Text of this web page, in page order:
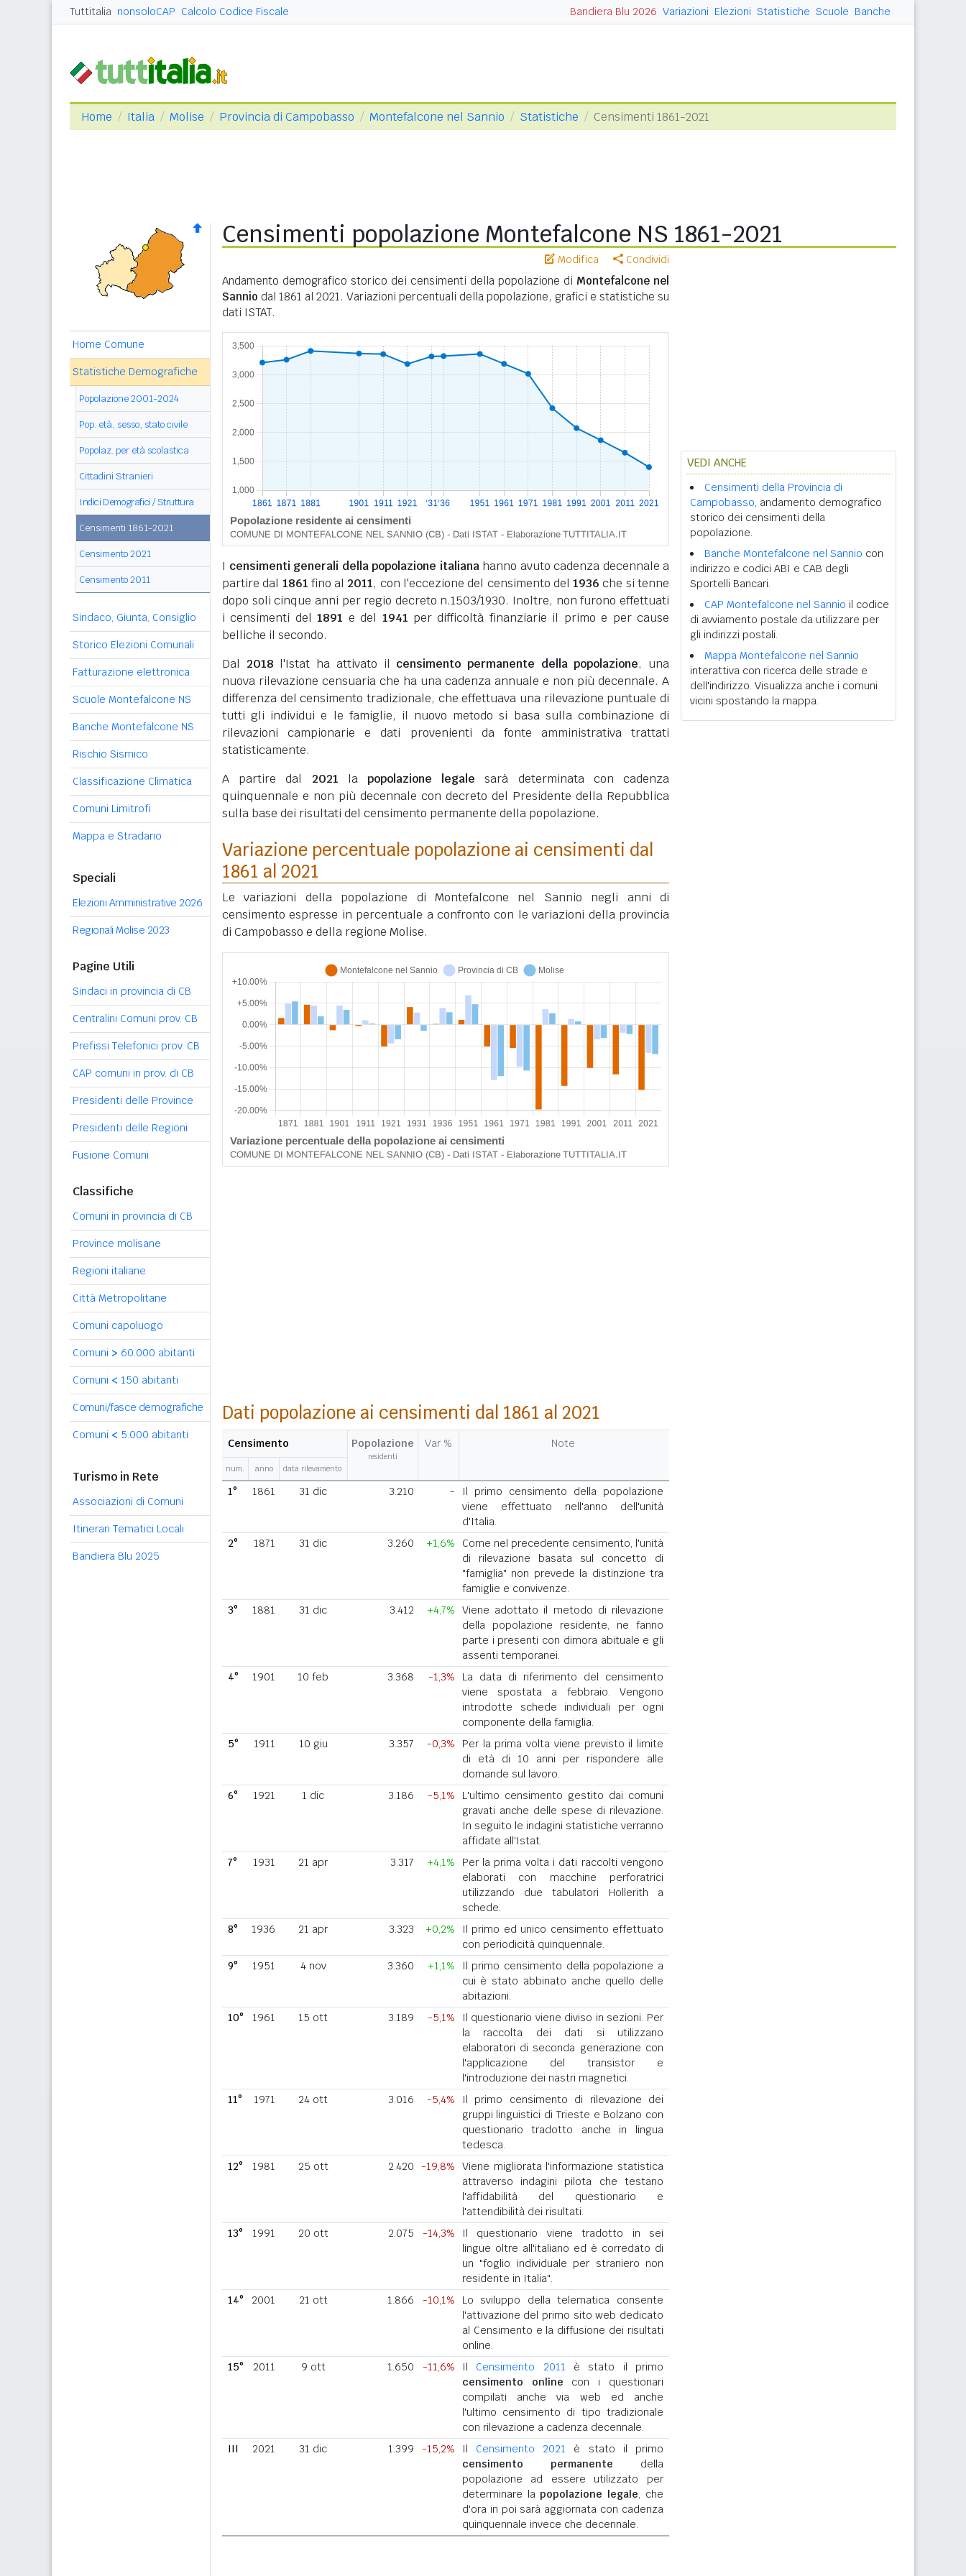
Tuttitalia nonsoloCAP Calcolo Codice Fiscale Bandiera Blu 2026 Variazioni Elezioni Statistiche Scuole Banche
Home Italia Molise Provincia di Campobasso Montefalcone nel Sannio Statistiche Censimenti 1861-2021
Home Comune
Statistiche Demografiche
Popolazione 2001-2024
Pop. età, sesso, stato civile
Popolaz. per età scolastica
Cittadini Stranieri
Indici Demografici / Struttura
Censimenti 1861-2021
Censimento 2021
Censimento 2011
Sindaco, Giunta, Consiglio
Storico Elezioni Comunali
Fatturazione elettronica
Scuole Montefalcone NS
Banche Montefalcone NS
Rischio Sismico
Classificazione Climatica
Comuni Limitrofi
Mappa e Stradario
Speciali
Elezioni Amministrative 2026
Regionali Molise 2023
Pagine Utili
Sindaci in provincia di CB
Centralini Comuni prov. CB
Prefissi Telefonici prov. CB
CAP comuni in prov. di CB
Presidenti delle Province
Presidenti delle Regioni
Fusione Comuni
Classifiche
Comuni in provincia di CB
Province molisane
Regioni italiane
Città Metropolitane
Comuni capoluogo
Comuni > 60.000 abitanti
Comuni < 150 abitanti
Comuni/fasce demografiche
Comuni < 5.000 abitanti
Turismo in Rete
Associazioni di Comuni
Itinerari Tematici Locali
Bandiera Blu 2025
Censimenti popolazione Montefalcone NS 1861-2021
Modifica Condividi
Andamento demografico storico dei censimenti della popolazione di Montefalcone nel
Sannio dal 1861 al 2021. Variazioni percentuali della popolazione, grafici e statistiche su
dati ISTAT.
I censimenti generali della popolazione italianahanno avuto cadenza decennale a
partire dal 1861 fino al 2011, con l'eccezione del censimento del1936 che si tenne
dopo soli cinque anni per regio decreto n.1503/1930. Inoltre, non furono effettuati
i censimenti del1891 e del 1941 per difficoltà finanziarie il primo e per cause
belliche il secondo.
Dal 2018 l'Istat ha attivato il censimento permanente della popolazione, una
nuova rilevazione censuaria che ha una cadenza annuale e non più decennale. A
differenza del censimento tradizionale, che effettuava una rilevazione puntuale di
tutti gli individui e le famiglie, il nuovo metodo si basa sulla combinazione di
rilevazioni campionarie e dati provenienti da fonte amministrativa trattati
statisticamente.
A partire dal 2021 lapopolazione legale sarà determinata con cadenza
quinquennale e non più decennale con decreto del Presidente della Repubblica
sulla base dei risultati del censimento permanente della popolazione.
Variazione percentuale popolazione ai censimenti dal
1861 al 2021
Le variazioni della popolazione di Montefalcone nel Sannio negli anni di
censimento espresse in percentuale a confronto con le variazioni della provincia
di Campobasso e della regione Molise.
Dati popolazione ai censimenti dal 1861 al 2021
Censimento Popolazione
residenti
Var % Note
num. anno data rilevamento
1° 1861 31 dic 3.210 -
Il primo censimento della popolazione
viene effettuato nell'anno dell'unità
d'Italia.
2°
1871 31 dic 3.260 +1,6%
Come nel precedente censimento, l'unità
di rilevazione basata sul concetto di
"famiglia" non prevede la distinzione tra
famiglie e convivenze.
3°
1881 31 dic 3.412 +4,7%
Viene adottato il metodo di rilevazione
della popolazione residente, ne fanno
parte i presenti con dimora abituale e gli
assenti temporanei.
4°
1901 10 feb 3.368 -1,3%
La data di riferimento del censimento
viene spostata a febbraio. Vengono
introdotte schede individuali per ogni
componente della famiglia.
5°
1911 10 giu 3.357 -0,3%
Per la prima volta viene previsto il limite
di età di 10 anni per rispondere alle
domande sul lavoro.
6°
1921 1 dic 3.186 -5,1%
L'ultimo censimento gestito dai comuni
gravati anche delle spese di rilevazione.
In seguito le indagini statistiche verranno
affidate all'Istat.
7°
1931 21 apr 3.317 +4,1%
Per la prima volta i dati raccolti vengono
elaborati con macchine perforatrici
utilizzando due tabulatori Hollerith a
schede.
8°
1936 21 apr 3.323 +0,2%
Il primo ed unico censimento effettuato
con periodicità quinquennale.
9°
1951 4 nov 3.360 +1,1%
Il primo censimento della popolazione a
cui è stato abbinato anche quello delle
abitazioni.
10°
1961 15 ott 3.189 -5,1%
Il questionario viene diviso in sezioni. Per
la raccolta dei dati si utilizzano
elaboratori di seconda generazione con
l'applicazione del transistor e
l'introduzione dei nastri magnetici.
11°
1971 24 ott 3.016 -5,4%
Il primo censimento di rilevazione dei
gruppi linguistici di Trieste e Bolzano con
questionario tradotto anche in lingua
tedesca.
12°
1981 25 ott 2.420 -19,8%
Viene migliorata l'informazione statistica
attraverso indagini pilota che testano
l'affidabilità del questionario e
l'attendibilità dei risultati.
13°
1991 20 ott 2.075 -14,3%
Il questionario viene tradotto in sei
lingue oltre all'italiano ed è corredato di
un "foglio individuale per straniero non
residente in Italia".
14°
2001 21 ott 1.866 -10,1%
Lo sviluppo della telematica consente
l'attivazione del primo sito web dedicato
al Censimento e la diffusione dei risultati
online.
15°
2011 9 ott 1.650 -11,6% Il Censimento 2011 è stato il primo
censimento online con i questionari
compilati anche via web ed anche
l'ultimo censimento di tipo tradizionale
con rilevazione a cadenza decennale.
III
2021 31 dic 1.399 -15,2% Il Censimento 2021 è stato il primo
censimento permanente della
popolazione ad essere utilizzato per
determinare lapopolazione legale, che
d'ora in poi sarà aggiornata con cadenza
quinquennale invece che decennale.
VEDI ANCHE
Censimenti della Provincia di
Campobasso, andamento demografico
storico dei censimenti della
popolazione.
Banche Montefalcone nel Sannio con
indirizzo e codici ABI e CAB degli
Sportelli Bancari.
CAP Montefalcone nel Sannio il codice
di avviamento postale da utilizzare per
gli indirizzi postali.
Mappa Montefalcone nel Sannio
interattiva con ricerca delle strade e
dell'indirizzo. Visualizza anche i comuni
vicini spostando la mappa.